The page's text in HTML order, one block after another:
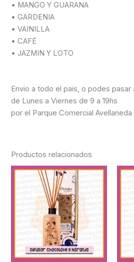
• MANGO Y GUARANA
• GARDENIA
• VAINILLA
• CAFÉ
• JAZMIN Y LOTO
Envio a todo el pais, o podes pasar
de Lunes a Viernes de 9 a 19hs
por el Parque Comercial Avellaneda
Productos relacionados